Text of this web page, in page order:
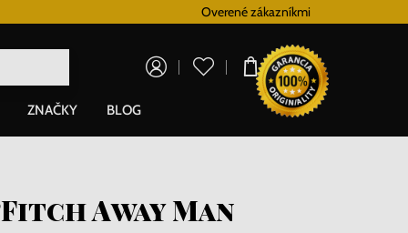
Overené zákazníkmi
0,00 €
ZNAČKY BLOG
Away Man